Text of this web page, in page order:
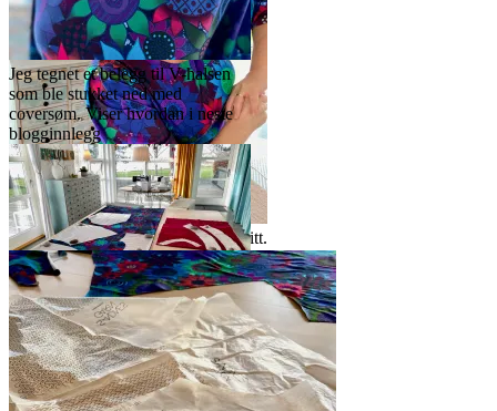
Ermene er min absolutte nye favoritt.
Det fine wienerlegget et godt
alternativ for kraftige overarmer
Jeg tegnet et belegg til V-halsen
som ble stukket ned med
coversøm. Viser hvordan i neste
blogginnlegg
Under normale omstendligheter
ville jeg legge mønsterdelene som
vist på bildet. Se hvordan
forstykket ligger til fold